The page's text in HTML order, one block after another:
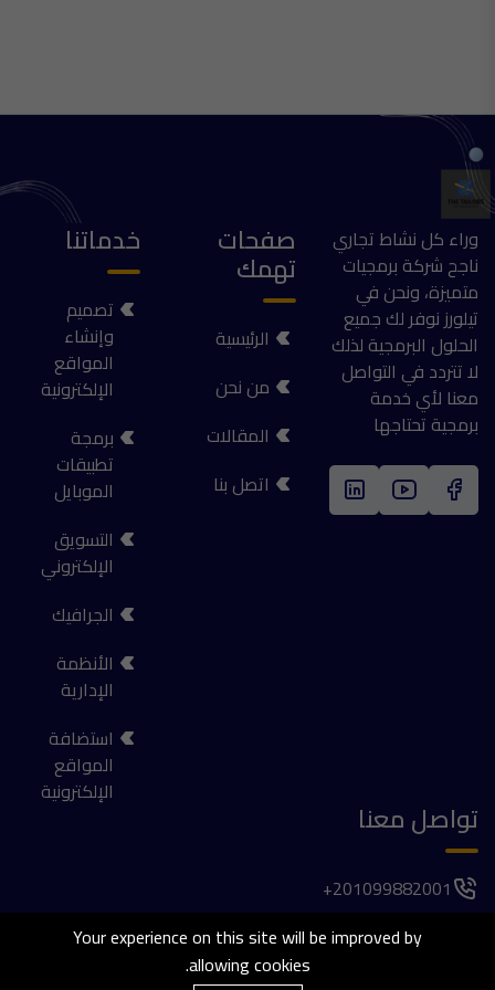
وراء كل نشاط تجاري
ناجح شركة برمجيات
متميزة، ونحن في
تيلورز نوفر لك جميع
الحلول البرمجية لذلك
لا تتردد في التواصل
معنا لأي خدمة
برمجية تحتاجها
صفحات
تهمك
الرئيسية
من نحن
المقالات
اتصل بنا
خدماتنا
تصميم
وإنشاء
المواقع
الإلكترونية
برمجة
تطبيقات
الموبايل
التسويق
الإلكتروني
الجرافيك
الأنظمة
الإدارية
استضافة
المواقع
الإلكترونية
تواصل معنا
201099882001+
فيلا 1037, الحي الأول , المجاورة الخامسة , 6 اكتوبرYour experience on this site will be improved by
allowing cookies.